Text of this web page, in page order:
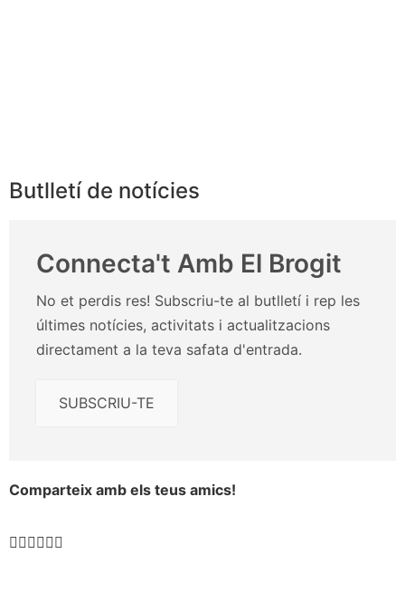
Butlletí de notícies
Connecta't Amb El Brogit
No et perdis res! Subscriu-te al butlletí i rep les
últimes notícies, activitats i actualitzacions
directament a la teva safata d'entrada.
SUBSCRIU-TE
Comparteix amb els teus amics!